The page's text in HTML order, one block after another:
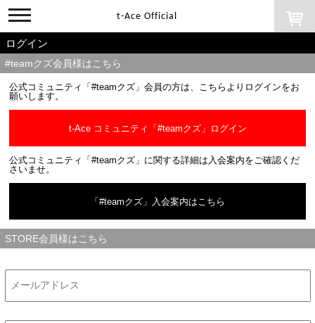
toggle
navigation
t-Ace Official
ログイン
#teamクズ会員様はこちら
公式コミュニティ「#teamクズ」会員の方は、こちらよりログインをお
願いします。
t-Ace コミュニティ「#teamクズ」ログイン
公式コミュニティ「#teamクズ」に関する詳細は入会案内をご確認くだ
さいませ。
「#teamクズ」入会案内はこちら
STORE会員様はこちら